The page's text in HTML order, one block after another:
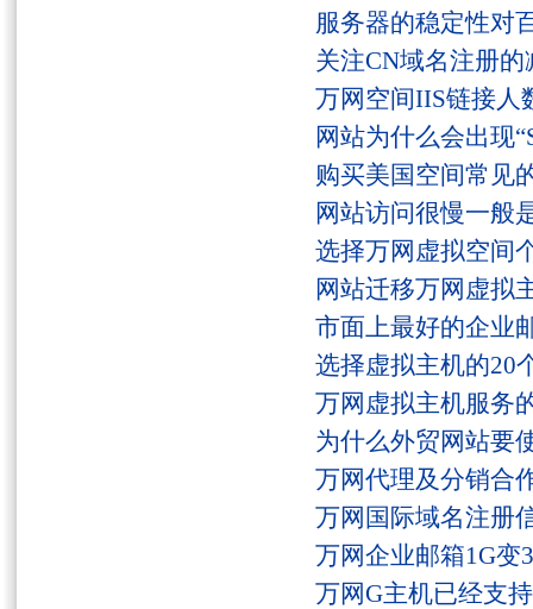
服务器的稳定性对
关注CN域名注册
万网空间IIS链接人
网站为什么会出现
购买美国空间常见
网站访问很慢一般
选择万网虚拟空间
网站迁移万网虚拟
市面上最好的企业
选择虚拟主机的20
万网虚拟主机服务
为什么外贸网站要
万网代理及分销合
万网国际域名注册
万网企业邮箱1G变
万网G主机已经支